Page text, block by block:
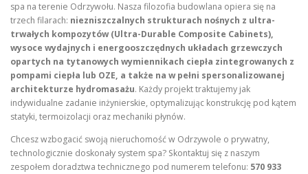
spa na terenie Odrzywołu. Nasza filozofia budowlana opiera się na
trzech filarach: niezniszczalnych strukturach nośnych z ultra-
trwałych kompozytów (Ultra-Durable Composite Cabinets),
wysoce wydajnych i energooszczędnych układach grzewczych
opartych na tytanowych wymiennikach ciepła zintegrowanych z
pompami ciepła lub OZE, a także na w pełni spersonalizowanej
architekturze hydromasażu. Każdy projekt traktujemy jak
indywidualne zadanie inżynierskie, optymalizując konstrukcję pod kątem
statyki, termoizolacji oraz mechaniki płynów.
Chcesz wzbogacić swoją nieruchomość w Odrzywole o prywatny,
technologicznie doskonały system spa? Skontaktuj się z naszym
zespołem doradztwa technicznego pod numerem telefonu: 570 933